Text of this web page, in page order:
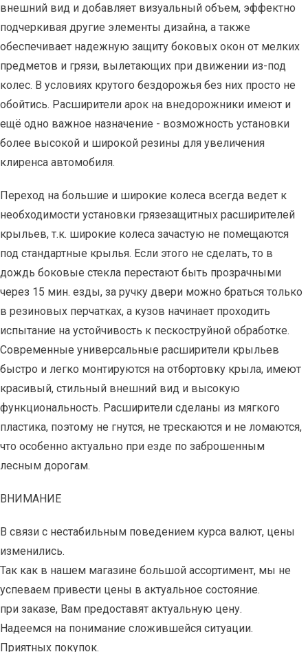
внешний вид и добавляет визуальный объем, эффектно
подчеркивая другие элементы дизайна, а также
обеспечивает надежную защиту боковых окон от мелких
предметов и грязи, вылетающих при движении из-под
колес. В условиях крутого бездорожья без них просто не
обойтись. Расширители арок на внедорожники имеют и
ещё одно важное назначение - возможность установки
более высокой и широкой резины для увеличения
клиренса автомобиля.
Переход на большие и широкие колеса всегда ведет к
необходимости установки грязезащитных расширителей
крыльев, т.к. широкие колеса зачастую не помещаются
под стандартные крылья. Если этого не сделать, то в
дождь боковые стекла перестают быть прозрачными
через 15 мин. езды, за ручку двери можно браться только
в резиновых перчатках, а кузов начинает проходить
испытание на устойчивость к пескоструйной обработке.
Современные универсальные расширители крыльев
быстро и легко монтируются на отбортовку крыла, имеют
красивый, стильный внешний вид и высокую
функциональность. Расширители сделаны из мягкого
пластика, поэтому не гнутся, не трескаются и не ломаются,
что особенно актуально при езде по заброшенным
лесным дорогам.
ВНИМАНИЕ
В связи с нестабильным поведением курса валют, цены
изменились.
Так как в нашем магазине большой ассортимент, мы не
успеваем привести цены в актуальное состояние.
при заказе, Вам предоставят актуальную цену.
Надеемся на понимание сложившейся ситуации.
Приятных покупок.